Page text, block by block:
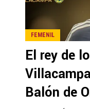
FEMENIL
El rey de
Balón de